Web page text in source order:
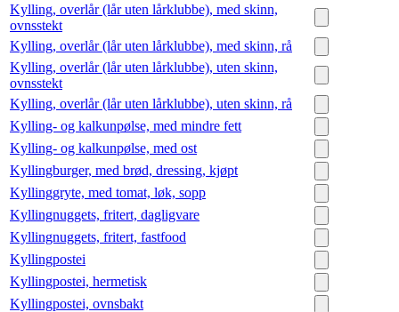
Kylling, overlår (lår uten lårklubbe), med skinn,
ovnsstekt
Kylling, overlår (lår uten lårklubbe), med skinn, rå
Kylling, overlår (lår uten lårklubbe), uten skinn,
ovnsstekt
Kylling, overlår (lår uten lårklubbe), uten skinn, rå
Kylling- og kalkunpølse, med mindre fett
Kylling- og kalkunpølse, med ost
Kyllingburger, med brød, dressing, kjøpt
Kyllinggryte, med tomat, løk, sopp
Kyllingnuggets, fritert, dagligvare
Kyllingnuggets, fritert, fastfood
Kyllingpostei
Kyllingpostei, hermetisk
Kyllingpostei, ovnsbakt